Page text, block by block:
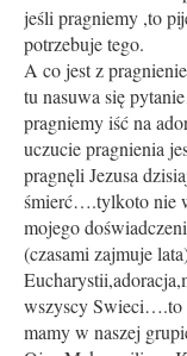
jeśli pragniemy ,to
potrzebuje tego.
A co jest z
tu nasuwa się
pragniemy iść na
uczucie pragnienia
pragnęli Jezusa
śmierć….tylkoto nie
mojego
(czasami zajmuje
wszyscy Swieci….to
mamy w naszej